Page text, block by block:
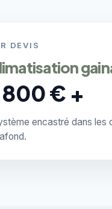
DEVIS
800 € +
encastré dans les